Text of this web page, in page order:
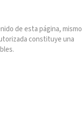
de esta página, mismo
constituye una